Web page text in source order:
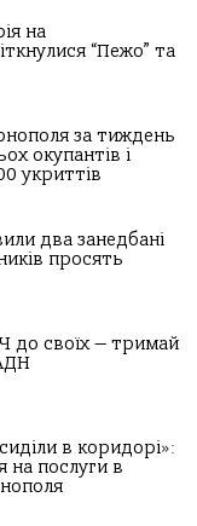
на
“Пежо” та
за тиждень
окупантів і
укриттів
два занедбані
просять
до своїх — тримай
в коридорі»:
на послуги в